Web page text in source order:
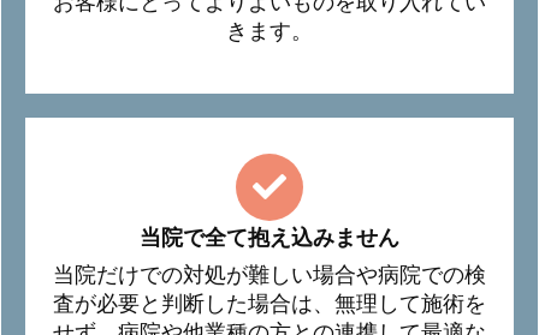
きます。
当院で全て抱え込みません
当院だけでの対処が難しい場合や病院での検
査が必要と判断した場合は、無理して施術を